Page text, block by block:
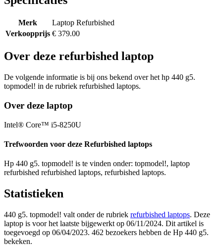
Merk
Laptop Refurbished
Verkoopprijs € 379.00
Over deze refurbished laptop
De volgende informatie is bij ons bekend over het hp 440 g5.
topmodel! in de rubriek refurbished laptops.
Over deze laptop
Intel® Core™ i5-8250U
Trefwoorden voor deze Refurbished laptops
Hp 440 g5. topmodel! is te vinden onder: topmodel!, laptop
refurbished refurbished laptops, refurbished laptops.
Statistieken
440 g5. topmodel! valt onder de rubriek refurbished laptops. Deze
laptop is voor het laatste bijgewerkt op 06/11/2024. Dit artikel is
toegevoegd op 06/04/2023. 462 bezoekers hebben de Hp 440 g5.
bekeken.